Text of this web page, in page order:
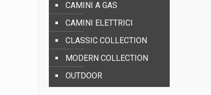
CAMINI A GAS
CAMINI ELETTRICI
CLASSIC COLLECTION
MODERN COLLECTION
OUTDOOR